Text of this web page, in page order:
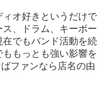
オ好きというだけで
、ドラム、キーボー
在でもバンド活動を続
もっとも強い影響を
ファンなら店名の由